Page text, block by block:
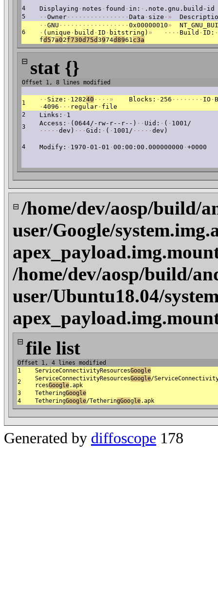
4 Displaying · notes · found · in: · .note.gnu.build-id
5 · · Owner · · · · · · · · · · · · · · · · Data · size · »
6
· · GNU · · · · · · · · · · · · · · · · · · 0x00000010»
· (unique · build · ID · bitstring) » · · · · Build · ID: ·
fd57a02f730d75d3974d8961c3a
⊟ stat {}
Offset 1, 8 lines modified
1 · · Size: · 128240 · · · · » Blocks: · 256 · · · · · · · · IO ·
· 4096 · · · regular · file
2 Links: · 1
3 Access: · (0644/-rw-r--r--) · · Uid: · ( · 1001/
· · · · · dev) · · · Gid: · ( · 1001/ · · · · · dev)
4 Modify: · 1970-01-01 · 00:00:00.000000000 · +0000
⊟ /home/dev/aosp/build/
user/Google/
/home/dev/aosp/build/
user/Ubuntu18.04/
⊟ file list
Offset 1, 4 lines modified
1
ServiceConnectivityResourcesGoogle
2
ServiceConnectivityResourcesGoogle/
rcesGoogle.apk
3
TetheringGoogle
4
TetheringGoogle/TetheringGoogle.apk
Generated by diffoscope 178